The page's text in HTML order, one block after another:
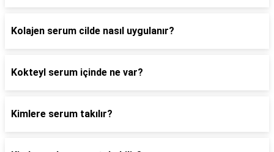
Kolajen serum cilde nasıl uygulanır?
Kokteyl serum içinde ne var?
Kimlere serum takılır?